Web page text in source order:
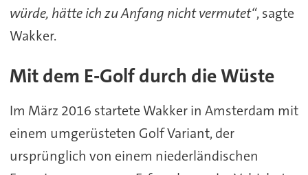
würde, hätte ich zu Anfang nicht vermutet“, sagte
Wakker.
Mit dem E-Golf durch die Wüste
Im März 2016 startete Wakker in Amsterdam mit
einem umgerüsteten Golf Variant, der
ursprünglich von einem niederländischen